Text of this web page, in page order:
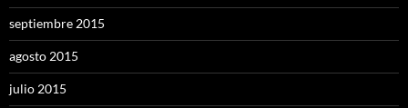
septiembre 2015
agosto 2015
julio 2015